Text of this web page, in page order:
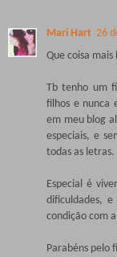
Mari Hart 26
Que coisa mais
Tb tenho um
filhos e nunca
em meu blog
especiais, e
todas as letras.
Especial é
dificuldades,
condição com
Parabéns pelo